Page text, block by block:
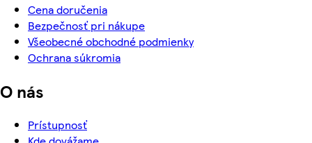
Cena doručenia
Bezpečnosť pri nákupe
Všeobecné obchodné podmienky
Ochrana súkromia
O nás
Prístupnosť